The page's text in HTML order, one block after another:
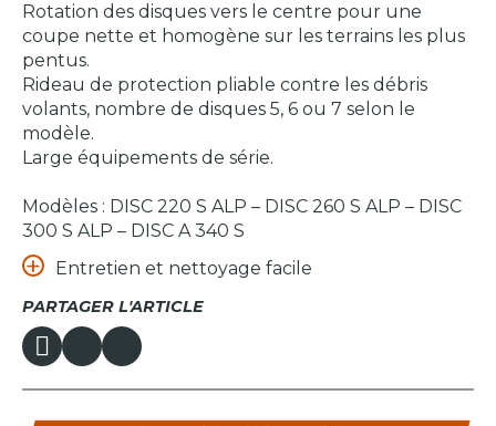
Entretien et nettoyage facile
PARTAGER L'ARTICLE
Rotation des disques vers le centre pour une
coupe nette et homogène sur les terrains les plus
pentus.
Rideau de protection pliable contre les débris
volants, nombre de disques 5, 6 ou 7 selon le
modèle.
Large équipements de série.
Modèles : DISC 220 S ALP – DISC 260 S ALP – DISC
300 S ALP – DISC A 340 S